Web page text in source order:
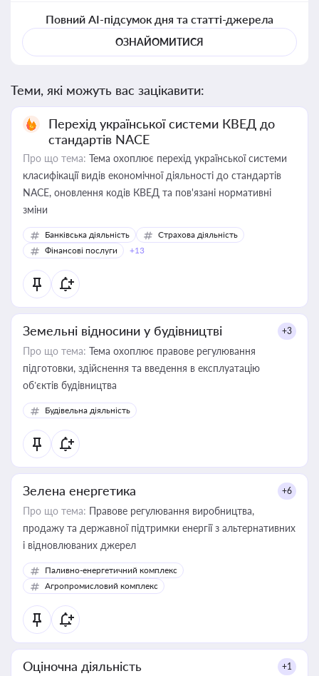
Повний AI-підсумок дня та статті-джерела
ОЗНАЙОМИТИСЯ
Теми, які можуть вас зацікавити:
Перехід української системи КВЕД до
стандартів NACE
Про що тема: Тема охоплює перехід української системи
класифікації видів економічної діяльності до стандартів
NACE, оновлення кодів КВЕД та пов'язані нормативні
зміни
Банківська діяльність
Страхова діяльність
Фінансові послуги
+13
Земельні відносини у будівництві +3
Про що тема: Тема охоплює правове регулювання
підготовки, здійснення та введення в експлуатацію
об’єктів будівництва
Будівельна діяльність
Зелена енергетика +6
Про що тема: Правове регулювання виробництва,
продажу та державної підтримки енергії з альтернативних
і відновлюваних джерел
Паливно-енергетичний комплекс
Агропромисловий комплекс
Оціночна діяльність +1